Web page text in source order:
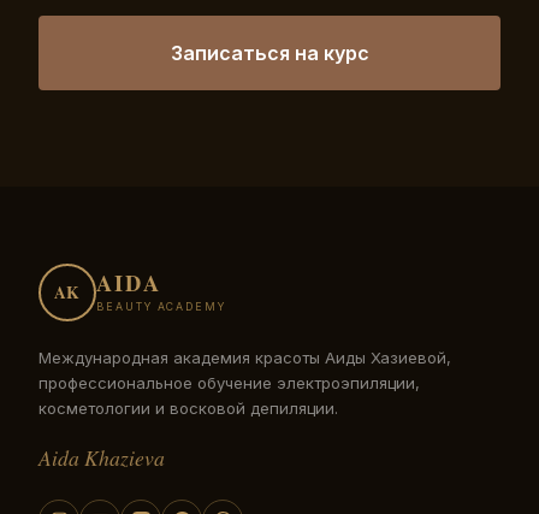
Записаться на курс
AK AIDA
BEAUTY ACADEMY
Международная академия красоты Аиды Хазиевой,
профессиональное обучение электроэпиляции,
косметологии и восковой депиляции.
Aida Khazieva